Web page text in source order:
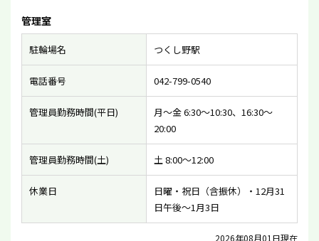
管理室
駐輪場名 つくし野駅
電話番号 042-799-0540
管理員勤務時間(平日)
月〜金 6:30〜10:30、16:30〜
20:00
管理員勤務時間(土) 土 8:00〜12:00
休業日
日曜・祝日（含振休）・12月31
日午後〜1月3日
2026年08月01日現在